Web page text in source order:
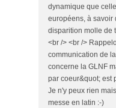
dynamique que
européens, à savoir
disparition molle de
<br /> <br />
communication de
concerne la GLNF
par coeur&quot; est
Je n'y peux rien
messe en latin :-)